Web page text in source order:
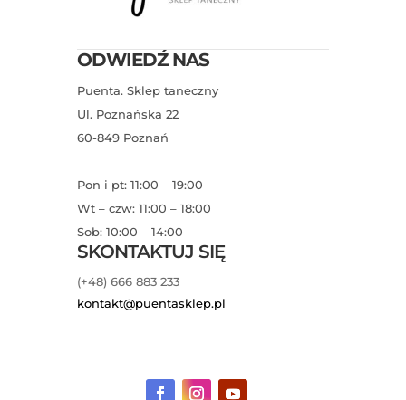
ODWIEDŹ NAS
Puenta. Sklep taneczny
Ul. Poznańska 22
60-849 Poznań
Pon i pt: 11:00 – 19:00
Wt – czw: 11:00 – 18:00
Sob: 10:00 – 14:00
SKONTAKTUJ SIĘ
(+48) 666 883 233
kontakt@puentasklep.pl